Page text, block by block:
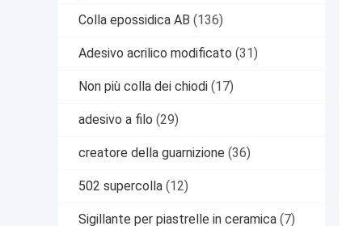
Colla epossidica AB (136)
Adesivo acrilico modificato (31)
Non più colla dei chiodi (17)
adesivo a filo (29)
creatore della guarnizione (36)
502 supercolla (12)
Sigillante per piastrelle in ceramica (7)